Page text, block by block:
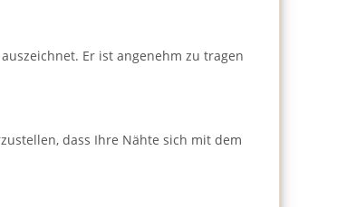
Er ist angenehm zu tragen
dass Ihre Nähte sich mit dem